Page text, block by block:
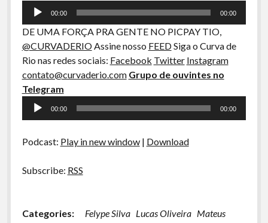
A Ripa É a Lei
Especiais
Preliminares
00:00 00:00
DE UMA FORÇA PRA GENTE NO PICPAY TIO,
@CURVADERIOAssine nosso FEEDSiga o Curva de
Rio nas redes sociais: Facebook Twitter Instagram
contato@curvaderio.com Grupo de ouvintes no
Telegram
Tocador
00:00 00:00
Podcast: Play in new window| Download
Subscribe: RSS
Categories: Felype Silva Lucas Oliveira Mateus